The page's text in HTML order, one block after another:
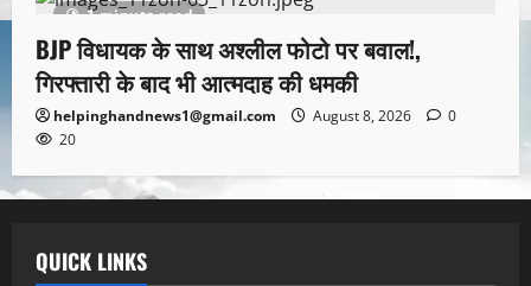
1 minute read
BJP विधायक के साथ अश्लील फोटो पर बवाल!,
गिरफ्तारी के बाद भी आत्मदाह की धमकी
helpinghandnews1@gmail.com August 8, 2026
0
20
QUICK LINKS